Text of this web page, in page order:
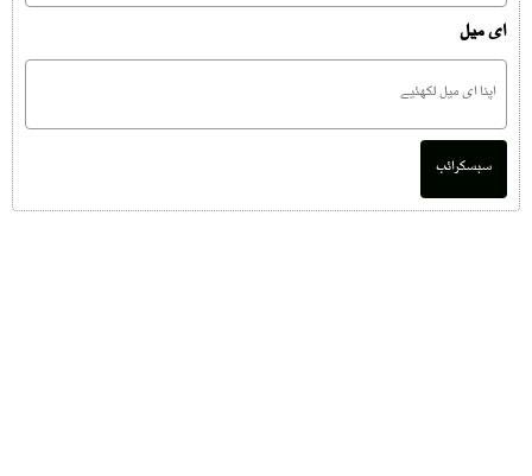
ای میل
سبسکرائب